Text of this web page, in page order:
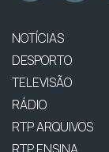
NOTÍCIAS
DESPORTO
TELEVISÃO
RÁDIO
RTP ARQUIVOS